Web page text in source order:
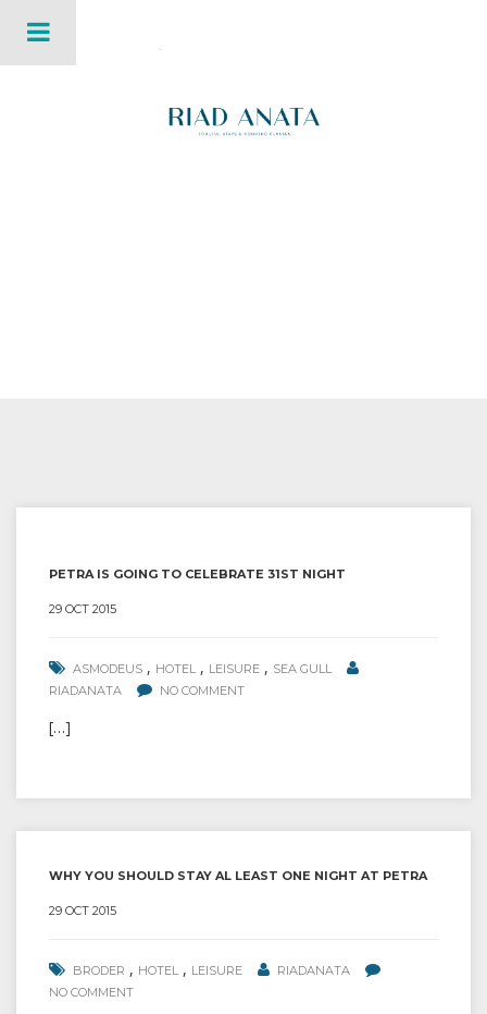
PETRA IS GOING TO CELEBRATE 31ST NIGHT
29 OCT 2015
ASMODEUS , HOTEL , LEISURE , SEA GULL
RIADANATA
NO COMMENT
[…]
WHY YOU SHOULD STAY AL LEAST ONE NIGHT AT PETRA
29 OCT 2015
BRODER , HOTEL , LEISURE
RIADANATA
NO COMMENT